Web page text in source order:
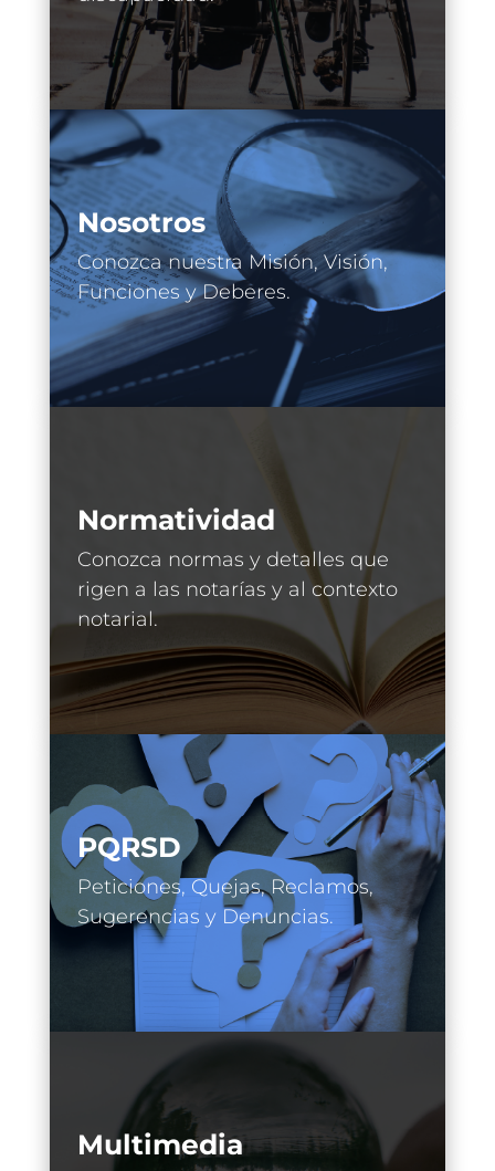
Nosotros
Conozca nuestra Misión, Visión,
Funciones y Deberes.
Normatividad
Conozca normas y detalles que
rigen a las notarías y al contexto
notarial.
PQRSD
Peticiones, Quejas, Reclamos,
Sugerencias y Denuncias.
Multimedia